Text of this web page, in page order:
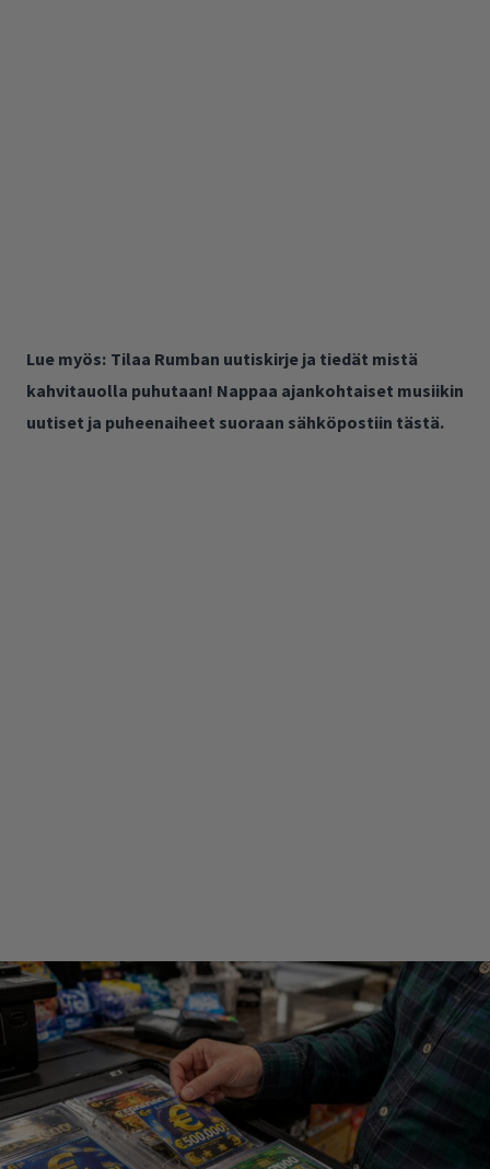
Lue myös: Tilaa Rumban uutiskirje ja tiedät mistä
kahvitauolla puhutaan! Nappaa ajankohtaiset musiikin
uutiset ja puheenaiheet suoraan sähköpostiin tästä.